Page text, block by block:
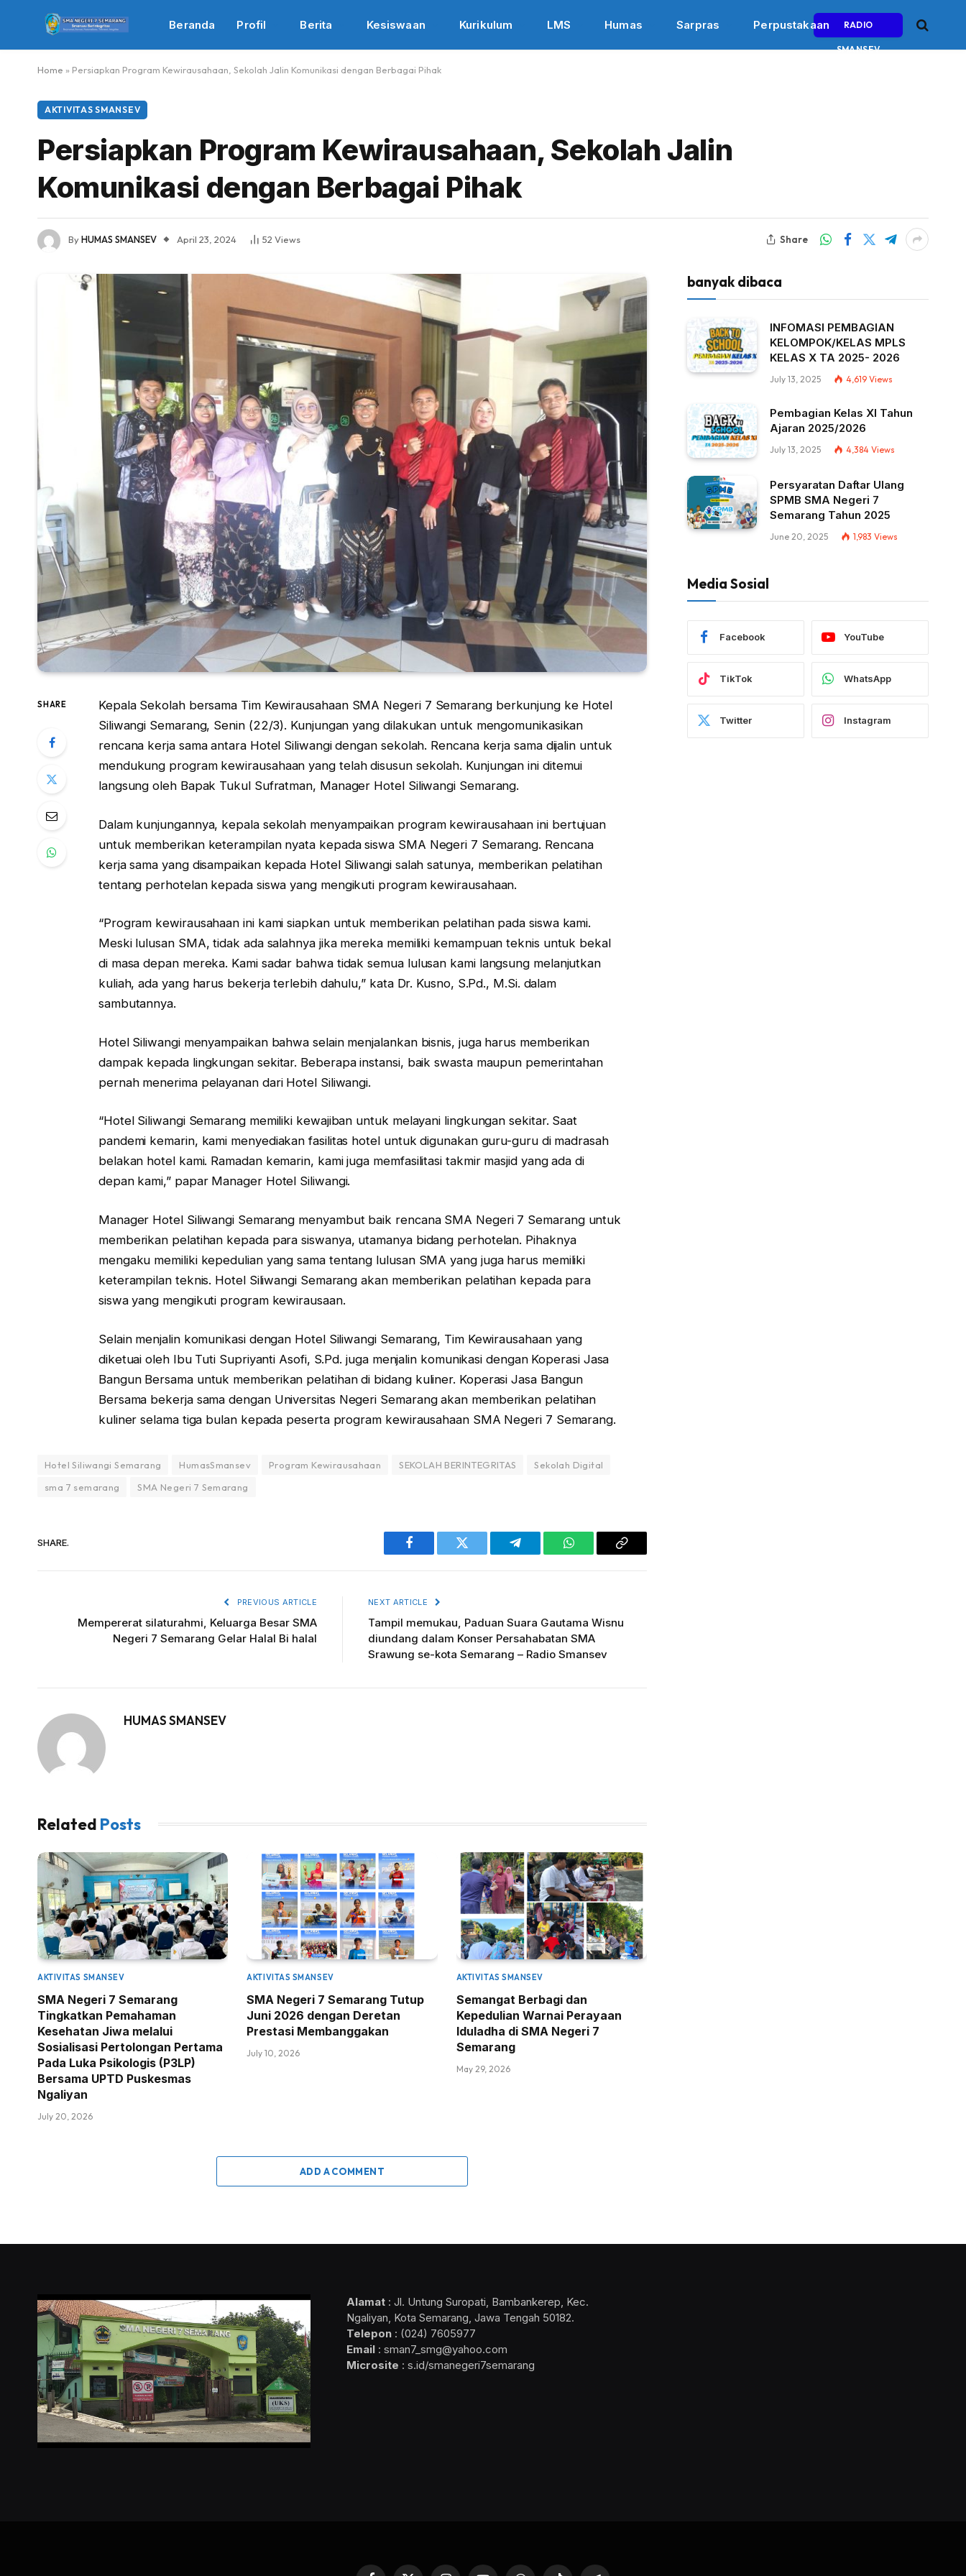
Beranda Profil Berita Kesiswaan Kurikulum LMS Humas Sarpras Perpustakaan RADIO
SMANSEV
Home » Persiapkan Program Kewirausahaan, Sekolah Jalin Komunikasi dengan Berbagai Pihak
AKTIVITAS SMANSEV
Persiapkan Program Kewirausahaan, Sekolah Jalin
Komunikasi dengan Berbagai Pihak
ByHUMAS SMANSEV April 23, 2024 52 Views Share
SHARE
Kepala Sekolah bersama Tim Kewirausahaan SMA Negeri 7 Semarang berkunjung ke Hotel
Siliwangi Semarang, Senin (22/3). Kunjungan yang dilakukan untuk mengomunikasikan
rencana kerja sama antara Hotel Siliwangi dengan sekolah. Rencana kerja sama dijalin untuk
mendukung program kewirausahaan yang telah disusun sekolah. Kunjungan ini ditemui
langsung oleh Bapak Tukul Sufratman, Manager Hotel Siliwangi Semarang.
Dalam kunjungannya, kepala sekolah menyampaikan program kewirausahaan ini bertujuan
untuk memberikan keterampilan nyata kepada siswa SMA Negeri 7 Semarang. Rencana
kerja sama yang disampaikan kepada Hotel Siliwangi salah satunya, memberikan pelatihan
tentang perhotelan kepada siswa yang mengikuti program kewirausahaan.
“Program kewirausahaan ini kami siapkan untuk memberikan pelatihan pada siswa kami.
Meski lulusan SMA, tidak ada salahnya jika mereka memiliki kemampuan teknis untuk bekal
di masa depan mereka. Kami sadar bahwa tidak semua lulusan kami langsung melanjutkan
kuliah, ada yang harus bekerja terlebih dahulu,” kata Dr. Kusno, S.Pd., M.Si. dalam
sambutannya.
Hotel Siliwangi menyampaikan bahwa selain menjalankan bisnis, juga harus memberikan
dampak kepada lingkungan sekitar. Beberapa instansi, baik swasta maupun pemerintahan
pernah menerima pelayanan dari Hotel Siliwangi.
“Hotel Siliwangi Semarang memiliki kewajiban untuk melayani lingkungan sekitar. Saat
pandemi kemarin, kami menyediakan fasilitas hotel untuk digunakan guru-guru di madrasah
belakan hotel kami. Ramadan kemarin, kami juga memfasilitasi takmir masjid yang ada di
depan kami,” papar Manager Hotel Siliwangi.
Manager Hotel Siliwangi Semarang menyambut baik rencana SMA Negeri 7 Semarang untuk
memberikan pelatihan kepada para siswanya, utamanya bidang perhotelan. Pihaknya
mengaku memiliki kepedulian yang sama tentang lulusan SMA yang juga harus memiliki
keterampilan teknis. Hotel Siliwangi Semarang akan memberikan pelatihan kepada para
siswa yang mengikuti program kewirausaan.
Selain menjalin komunikasi dengan Hotel Siliwangi Semarang, Tim Kewirausahaan yang
diketuai oleh Ibu Tuti Supriyanti Asofi, S.Pd. juga menjalin komunikasi dengan Koperasi Jasa
Bangun Bersama untuk memberikan pelatihan di bidang kuliner. Koperasi Jasa Bangun
Bersama bekerja sama dengan Universitas Negeri Semarang akan memberikan pelatihan
kuliner selama tiga bulan kepada peserta program kewirausahaan SMA Negeri 7 Semarang.
Hotel Siliwangi Semarang HumasSmansev Program Kewirausahaan SEKOLAH BERINTEGRITAS
Sekolah Digital
sma 7 semarang
SMA Negeri 7 Semarang
SHARE.
Facebook Twitter Telegram WhatsAppCopy
PREVIOUS ARTICLE
Mempererat silaturahmi, Keluarga Besar SMA
Negeri 7 Semarang Gelar Halal Bi halal
NEXT ARTICLE
Tampil memukau, Paduan Suara Gautama Wisnu
diundang dalam Konser Persahabatan SMA
Srawung se-kota Semarang – Radio Smansev
HUMAS SMANSEV
Related Posts
AKTIVITAS SMANSEV
SMA Negeri 7 Semarang
Tingkatkan Pemahaman
Kesehatan Jiwa melalui
Sosialisasi Pertolongan Pertama
Pada Luka Psikologis (P3LP)
Bersama UPTD Puskesmas
Ngaliyan
July 20, 2026
AKTIVITAS SMANSEV
SMA Negeri 7 Semarang Tutup
Juni 2026 dengan Deretan
Prestasi Membanggakan
July 10, 2026
AKTIVITAS SMANSEV
Semangat Berbagi dan
Kepedulian Warnai Perayaan
Iduladha di SMA Negeri 7
Semarang
May 29, 2026
ADD A COMMENT
banyak dibaca
INFOMASI PEMBAGIAN
KELOMPOK/KELAS MPLS
KELAS X TA 2025- 2026
July 13, 2025 4,619 Views
Pembagian Kelas XI Tahun
Ajaran 2025/2026
July 13, 2025 4,384 Views
Persyaratan Daftar Ulang
SPMB SMA Negeri 7
Semarang Tahun 2025
June 20, 2025 1,983 Views
Media Sosial
Facebook YouTube
TikTok WhatsApp
Twitter Instagram
Alamat : Jl. Untung Suropati, Bambankerep, Kec.
Ngaliyan, Kota Semarang, Jawa Tengah 50182.
Telepon : (024) 7605977
Email : sman7_smg@yahoo.com
Microsite : s.id/smanegeri7semarang